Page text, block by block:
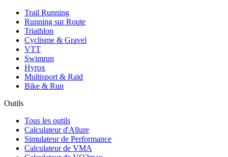
Trail Running
Running sur Route
Triathlon
Cyclisme & Gravel
VTT
Swimrun
Hyrox
Multisport & Raid
Bike & Run
Outils
Tous les outils
Calculateur d'Allure
Simulateur de Performance
Calculateur de VMA